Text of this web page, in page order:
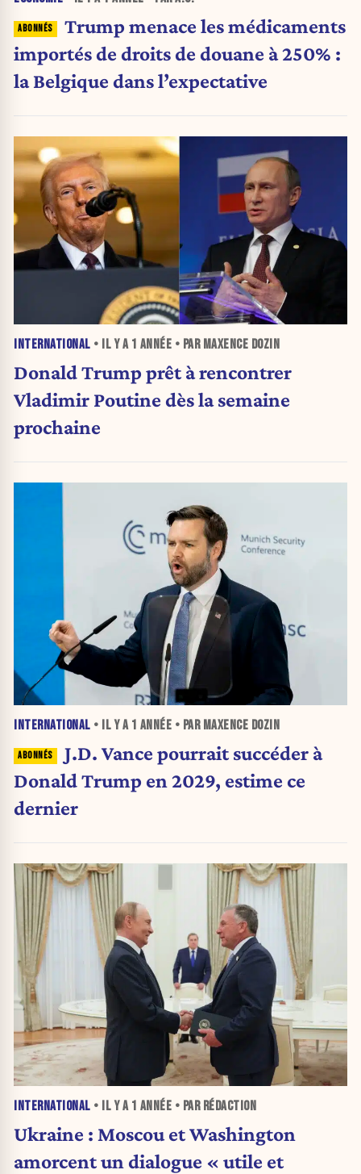
Trump menace les médicaments
importés de droits de douane à 250% :
la Belgique dans l’expectative
INTERNATIONAL • IL Y A 1 ANNÉE • PAR MAXENCE DOZIN
Donald Trump prêt à rencontrer
Vladimir Poutine dès la semaine
prochaine
INTERNATIONAL • IL Y A 1 ANNÉE • PAR MAXENCE DOZIN
J.D. Vance pourrait succéder à
Donald Trump en 2029, estime ce
dernier
INTERNATIONAL • IL Y A 1 ANNÉE • PAR RÉDACTION
Ukraine : Moscou et Washington
amorcent un dialogue « utile et